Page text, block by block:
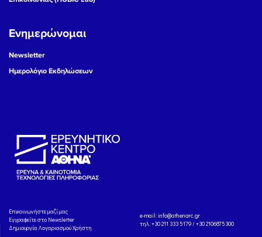
Ενημερώνομαι
Newsletter
Ημερολόγιο Εκδηλώσεων
Eπικοινωνήστε μαζί μας
Εγγραφείτε στο Newsletter
Δημιουργία Λογαριασμού Χρήστη
e-mail: info@athenarc.gr
τηλ. +30 211 333 5179 / +30 2106875300